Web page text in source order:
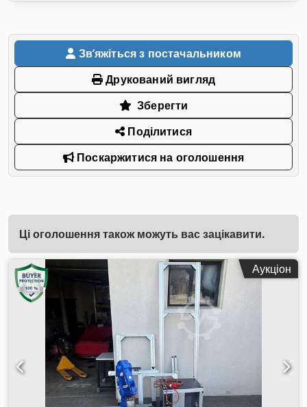
Звʼяжіться з постачальником
Друкований вигляд
Зберегти
Поділитися
Поскаржитися на оголошення
Ці оголошення також можуть вас зацікавити.
Аукціон